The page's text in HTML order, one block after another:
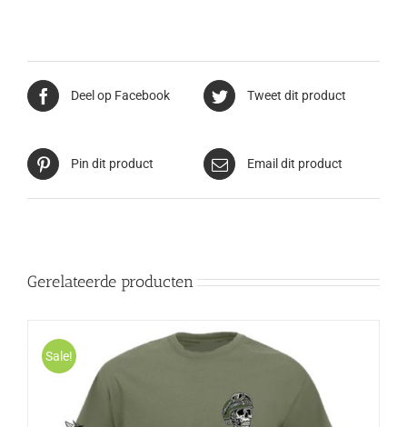
Deel op Facebook Tweet dit product
Pin dit product Email dit product
Gerelateerde producten
Sale!